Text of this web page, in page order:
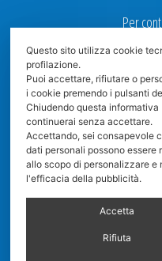
Per
Ufficio Vendite:
I nostri
dal Lunedi al
Iscriviti
Privacy
© 2025 Spasciani |Codice Etico
Questo sito utilizza cookie
profilazione.
Puoi accettare, rifiutare o
i cookie premendo i pulsanti
Chiudendo questa informativa
continuerai senza accettare.
Accettando, sei consapevole
dati personali possono essere
allo scopo di personalizzare e
l'efficacia della pubblicità.
Accetta
Rifiuta